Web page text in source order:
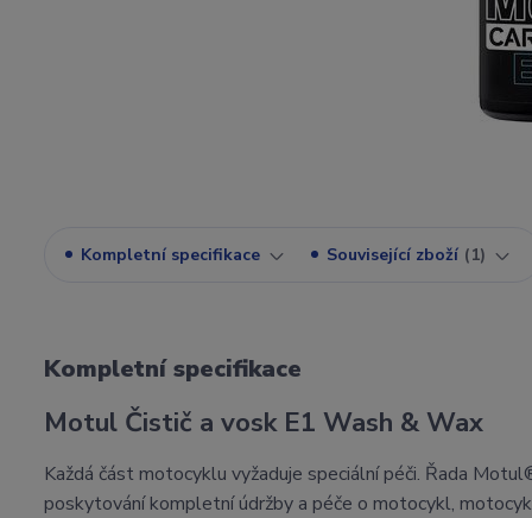
Kompletní specifikace Související zboží 1
Kompletní specifikace
Motul Čistič a vosk E1 Wash & Wax
Každá část motocyklu vyžaduje speciální péči. Řada
poskytování kompletní údržby a péče o motocykl,